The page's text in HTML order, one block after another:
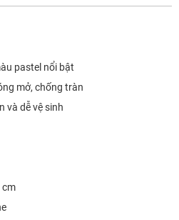
pastel nổi bật
mở, chống tràn
và dễ vệ sinh
cm